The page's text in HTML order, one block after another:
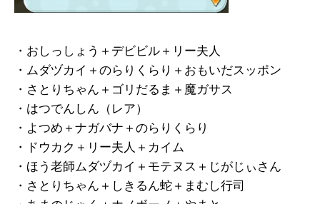
・おしっしょう＋デビビル＋リー夫人
・ムダヅカイ＋のらりくらり＋おもいだスッポン
・さとりちゃん＋ゴリだるま＋魔ガサス
・はつでんしん（レア）
・よつめ＋ナガバナ＋のらりくらり
・ドウカク＋リー夫人＋カイム
・ほう老師ムダヅカイ＋モテヌス＋じがじぃさん
・さとりちゃん＋しきるん蛇＋まむし行司